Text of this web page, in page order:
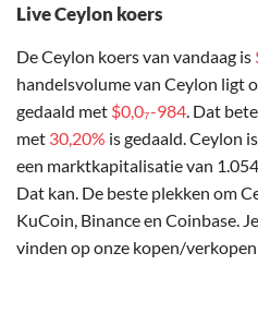
Live Ceylon koers
De Ceylon koers van vandaag is
handelsvolume van Ceylon ligt
gedaald met $0,0₇-984. Dat
met 30,20% is gedaald. Ceylon
een marktkapitalisatie van
Dat kan. De beste plekken om
KuCoin, Binance en Coinbase.
vinden op onze kopen/